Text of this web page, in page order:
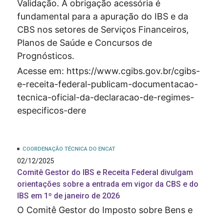
Validação. A obrigação acessória é
fundamental para a apuração do IBS e da
CBS nos setores de Serviços Financeiros,
Planos de Saúde e Concursos de
Prognósticos.
Acesse em: https://www.cgibs.gov.br/cgibs-
e-receita-federal-publicam-documentacao-
tecnica-oficial-da-declaracao-de-regimes-
especificos-dere
COORDENAÇÃO TÉCNICA DO ENCAT
02/12/2025
Comitê Gestor do IBS e Receita Federal divulgam
orientações sobre a entrada em vigor da CBS e do
IBS em 1º de janeiro de 2026
O Comitê Gestor do Imposto sobre Bens e